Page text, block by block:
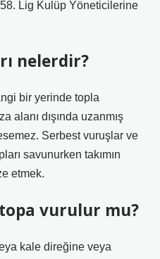
Lig Kulüp Yöneticilerine
nelerdir?
bir yerinde topla
alanı dışında uzanmış
Serbest vuruşlar ve
savunurken takımın
etmek.
vurulur mu?
kale direğine veya